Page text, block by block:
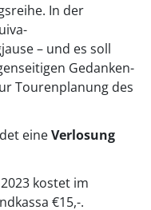
In der
– und es soll
Gedanken-
Tourenplanung des
eineVerlosung
kostet im
€15,-.